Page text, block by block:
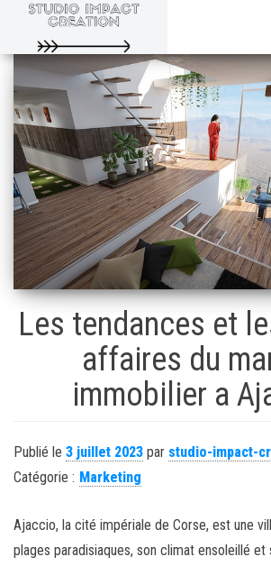
Creation
Les tendances et
affaires du
immobilier a
Publié le 3 juillet 2023 par studio-impact-
Catégorie : Marketing
Ajaccio, la cité impériale de Corse, est une
plages paradisiaques, son climat ensoleillé